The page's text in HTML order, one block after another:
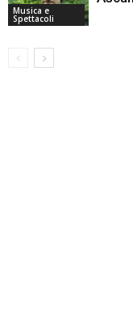
Musica e
Spettacoli